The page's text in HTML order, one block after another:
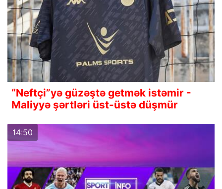
“Neftçi”yə güzəştə getmək istəmir -
Maliyyə şərtləri üst-üstə düşmür
14:50